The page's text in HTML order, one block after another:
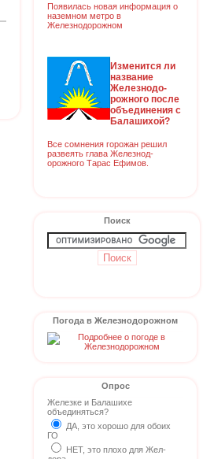
Появилась новая информация о
наземном метро в
Железнодорожном
Изменится ли
название
Железнодо-
рожного после
объединения с
Балашихой?
Все сомнения горожан решил
развеять глава Железнод-
орожного Тарас Ефимов.
Поиск
Погода в Железнодорожном
Опрос
Железке и Балашихе
объединяться?
ДА, это хорошо для обоих
ГО
НЕТ, это плохо для Жел-